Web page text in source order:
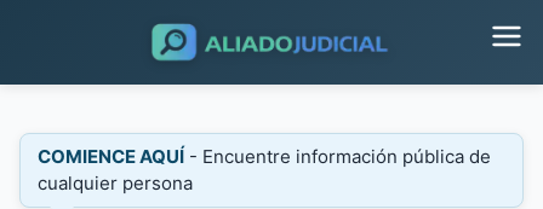
COMIENCE AQUÍ - Encuentre información pública de
cualquier persona